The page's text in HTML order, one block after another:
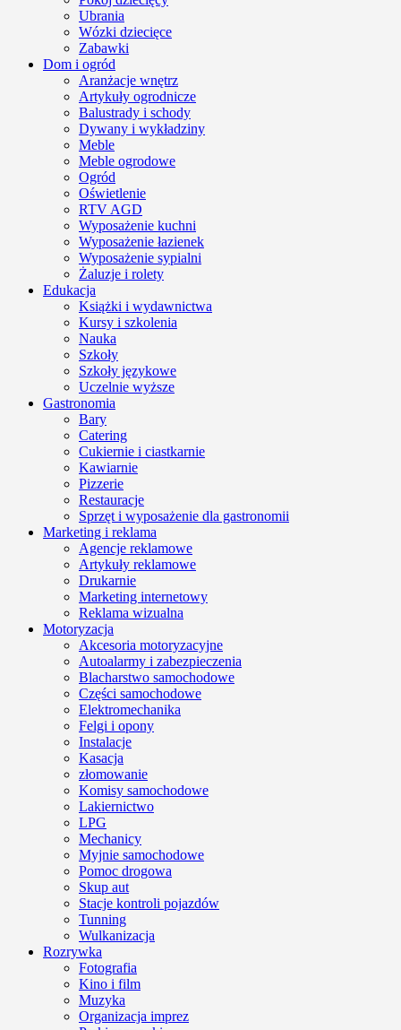
Ubrania
Wózki dziecięce
Zabawki
Dom i ogród
Aranżacje wnętrz
Artykuły ogrodnicze
Balustrady i schody
Dywany i wykładziny
Meble
Meble ogrodowe
Ogród
Oświetlenie
RTV AGD
Wyposażenie kuchni
Wyposażenie łazienek
Wyposażenie sypialni
Żaluzje i rolety
Edukacja
Książki i wydawnictwa
Kursy i szkolenia
Nauka
Szkoły
Szkoły językowe
Uczelnie wyższe
Gastronomia
Bary
Catering
Cukiernie i ciastkarnie
Kawiarnie
Pizzerie
Restauracje
Sprzęt i wyposażenie dla gastronomii
Marketing i reklama
Agencje reklamowe
Artykuły reklamowe
Drukarnie
Marketing internetowy
Reklama wizualna
Motoryzacja
Akcesoria motoryzacyjne
Autoalarmy i zabezpieczenia
Blacharstwo samochodowe
Części samochodowe
Elektromechanika
Felgi i opony
Instalacje
Kasacja
złomowanie
Komisy samochodowe
Lakiernictwo
LPG
Mechanicy
Myjnie samochodowe
Pomoc drogowa
Skup aut
Stacje kontroli pojazdów
Tunning
Wulkanizacja
Rozrywka
Fotografia
Kino i film
Muzyka
Organizacja imprez